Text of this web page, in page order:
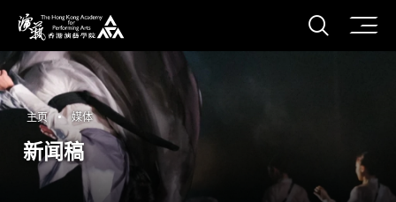
香港演艺学院
打开
主页 媒体
新闻稿